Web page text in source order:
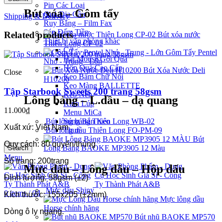
Pin Các Loại
Quả Địa Cầu
Ruy Băng – Film Fax
Sáp Đếm Tiền
Thiết bị văn phòng khác
Cờ
Hạt Mouse Gói Quà
Hộp Quà Cao Cấp
Keo Bấm Chữ Nổi
Keo Màng BALLETTE
Keo Nến
Kính Lúp
Menu MiCa
Súng Bắn Keo
Thun
Search
Menu
0items / 0₫
Bút xóa – Gôm tẩy
Bút xóa nước
Thiên Long CP-02
Gôm Tẩy Pentel
Nhỏ - Trung - Lớn
Bút Xóa Nước Deli
H10200
Lông bảng – L.dầu – dạ quang
Bút lông bảng Thiên Long WB-02
Bút lông dầu Thiên Long FO-PM-09
Bút
Lông Bảng BAOKE MP3905 12 Màu
Mực dấu – Lông dầu – Hộp dấu
Mực dấu Shiny
Mực lông dầu
Horse chính hãng
Bút nhũ BAOKE MP570
Shipping & Delivery
Related products
Close
Tập Starbook Sweets 200 trang 58gsm
11.000₫
Xuất xứ: Việt Nam
Quy cách: 80 quyển/thùng
Số trang: 200trang
Định lượng: 58gsm (±2)
Kích thước: 155x205 (±2mm)
Dòng ô ly ngang.